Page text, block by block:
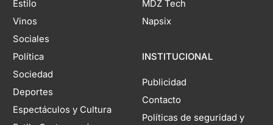
Estilo
Vinos
Sociales
Política
Sociedad
Deportes
Espectáculos y Cultura
MDZ Tech
Napsix
INSTITUCIONAL
Publicidad
Contacto
Políticas de seguridad y